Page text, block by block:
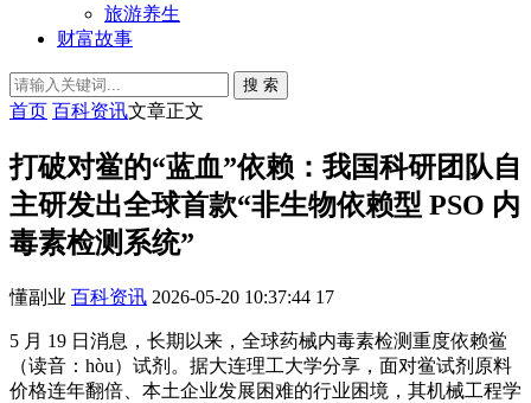
旅游养生
财富故事
搜 索
首页 百科资讯文章正文
打破对鲎的“蓝血”依赖：我国科研团队自
主研发出全球首款“非生物依赖型 PSO 内
毒素检测系统”
懂副业 百科资讯 2026-05-20 10:37:44 17
5 月 19 日消息，长期以来，全球药械内毒素检测重度依赖鲎
（读音：hòu）试剂。据大连理工大学分享，面对鲎试剂原料
价格连年翻倍、本土企业发展困难的行业困境，其机械工程学